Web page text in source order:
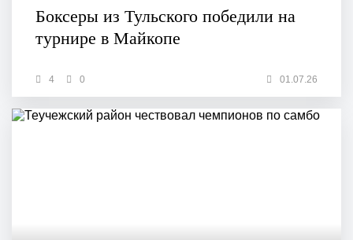
Боксеры из Тульского победили на
турнире в Майкопе
4 0 01.07.26